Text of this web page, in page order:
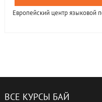
Европейский центр языковой
ВСЕ КУРСЫ БАЙ